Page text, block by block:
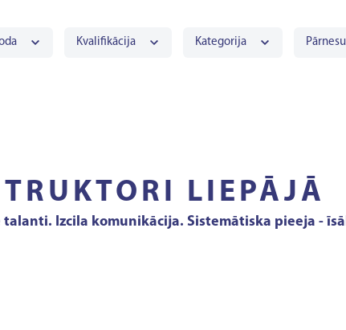
Kvalifikācija Kategorija
LIEPĀJĀ
Izcila komunikācija. Sistemātiska pieeja -